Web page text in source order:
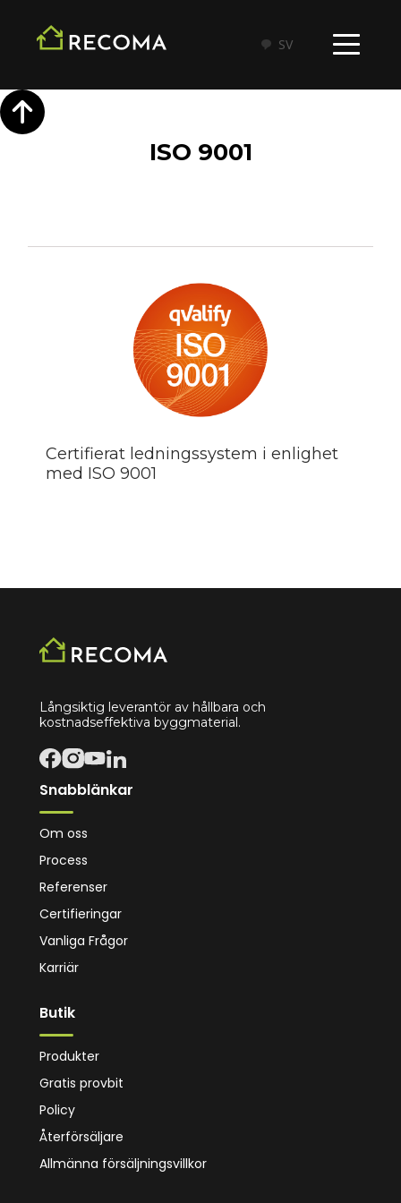
SV
ISO 9001
Certifierat ledningssystem i enlighet
med ISO 9001
Långsiktig leverantör av hållbara och
kostnadseffektiva byggmaterial.
Snabblänkar
Om oss
Process
Referenser
Certifieringar
Vanliga Frågor
Karriär
Butik
Produkter
Gratis provbit
Policy
Återförsäljare
Allmänna försäljningsvillkor